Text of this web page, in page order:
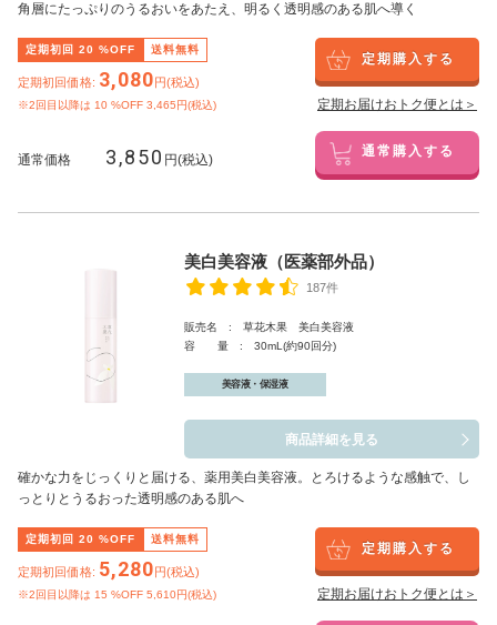
角層にたっぷりのうるおいをあたえ、明るく透明感のある肌へ導く
定期初回 20 %OFF 送料無料
定期初回価格: 3,080円(税込)
※2回目以降は 10 %OFF 3,465円(税込)
定期購入する
定期お届けおトク便とは＞
通常価格 3,850 円(税込) 通常購入する
美白美容液（医薬部外品）
187件
販売名 : 草花木果 美白美容液
容 量 : 30mL(約90回分)
美容液・保湿液
商品詳細を見る
確かな力をじっくりと届ける、薬用美白美容液。とろけるような感触で、し
っとりとうるおった透明感のある肌へ
定期初回 20 %OFF 送料無料
定期初回価格: 5,280円(税込)
※2回目以降は 15 %OFF 5,610円(税込)
定期購入する
定期お届けおトク便とは＞